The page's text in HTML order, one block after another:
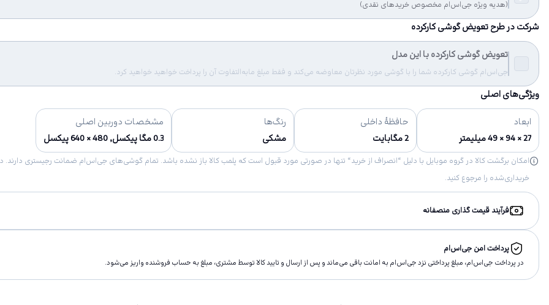
(هدیه ویژه جی‌اس‌ام مخصوص خریدهای نقدی)
شرکت در طرح تعویض گوشی کارکرده
تعویض گوشی کارکرده با این مدل
جی‌اس‌ام گوشی کارکرده شما را با گوشی مورد نظرتان معاوضه می‌کند و فقط مبلغ مابه‌التفاوت آن را پرداخت خواهید خواهید کرد.
ویژگی‌های اصلی
ابعاد
27 × 94 × 49 میلیمتر
حافظهٔ داخلی
2 مگابایت
رنگ‌ها
مشکی
مشخصات دوربین اصلی
0.3 مگا پیکسل, 480 × 640 پیکسل
خریداری‌شده را مرجوع کنید.
فرآیند قیمت گذاری منصفانه
پرداخت امن جی‌اس‌ام
در پرداخت جی‌اس‌ام، مبلغ پرداختى نزد جی‌اس‌ام به امانت باقى مى‌ماند و پس از ارسال و تاييد كالا توسط مشتری، مبلغ به حساب فروشنده واريز مى‌شود.